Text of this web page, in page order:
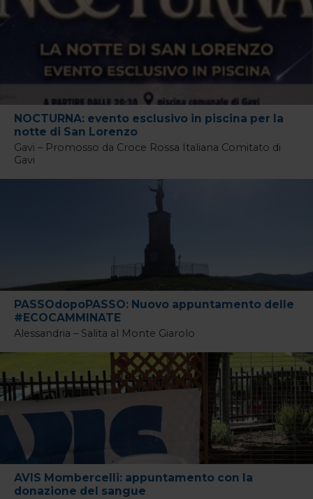
NOCTURNA: evento esclusivo in piscina per la
notte di San Lorenzo
Gavi – Promosso da Croce Rossa Italiana Comitato di
Gavi
PASSOdopoPASSO: Nuovo appuntamento delle
#ECOCAMMINATE
Alessandria – Salita al Monte Giarolo
AVIS Mombercelli: appuntamento con la
donazione del sangue